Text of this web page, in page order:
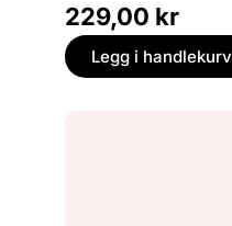
229,00 kr
Legg i handlekurv